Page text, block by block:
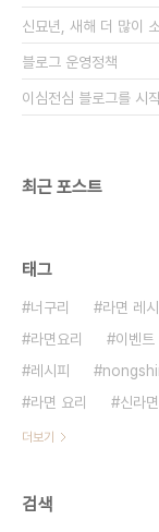
신묘년, 새해 더 많이
블로그 운영정책
이심전심 블로그를 시
최근 포스트
태그
너구리 라면 레
라면요리
이벤트
레시피
라면 요리
신라면
더보기
검색